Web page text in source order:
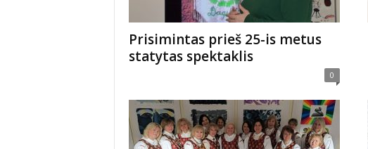
Prisimintas prieš 25-is metus
statytas spektaklis
0